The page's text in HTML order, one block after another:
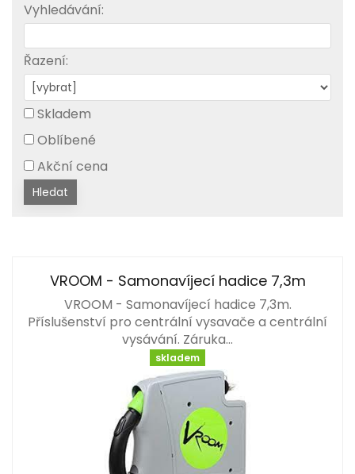
Vyhledávání:
Řazení:
Skladem
Oblíbené
Akční cena
Hledat
VROOM - Samonavíjecí hadice 7,3m
VROOM - Samonavíjecí hadice 7,3m.
Příslušenství pro centrální vysavače a centrální
vysávání. Záruka…
skladem